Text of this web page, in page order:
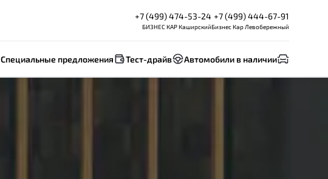
+7 (499) 474-53-24
БИЗНЕС КАР Каширский
+7 (499) 444-67-91
Бизнес Кар Левобережный
Специальные предложения Тест-драйв Автомобили в наличии